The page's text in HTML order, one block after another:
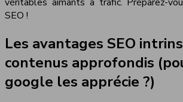
SEO !
Les avantages SEO
contenus approfondis
google les apprécie ?)